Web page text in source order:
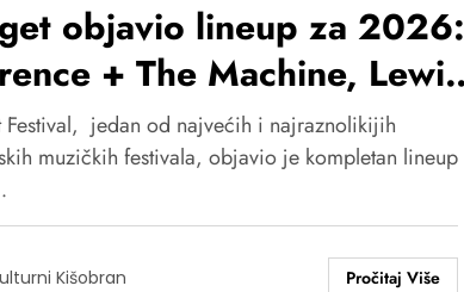
objavio lineup za 2026:
+ The Machine, Lewis
Baby Lasagna…
Festival, jedan od najvećih i najraznolikijih
muzičkih festivala, objavio je kompletan lineup
Kišobran